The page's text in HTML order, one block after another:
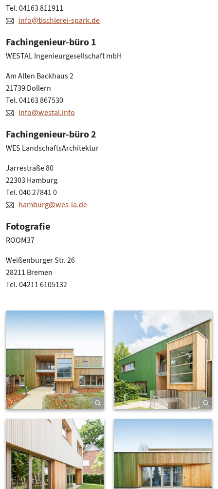
Tel. 04163 811911
info@tischlerei-spark.de
Fachingenieur-büro 1
WESTAL Ingenieurgesellschaft mbH
Am Alten Backhaus 2
21739 Dollern
Tel. 04163 867530
info@westal.info
Fachingenieur-büro 2
WES LandschaftsArchitektur
Jarrestraße 80
22303 Hamburg
Tel. 040 27841 0
hamburg@wes-la.de
Fotografie
ROOM37
Weißenburger Str. 26
28211 Bremen
Tel. 04211 6105132